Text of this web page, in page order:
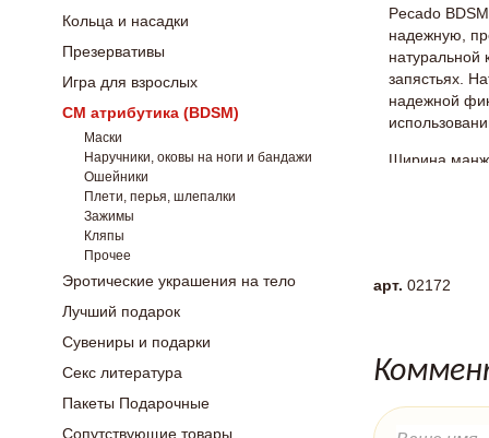
Кольца и насадки
Презервативы
Игра для взрослых
СМ атрибутика (BDSM)
Маски
Наручники, оковы на ноги и бандажи
Ошейники
Плети, перья, шлепалки
Зажимы
Кляпы
Прочее
Эротические украшения на тело
Лучший подарок
Сувениры и подарки
Секс литература
Пакеты Подарочные
Сопутствующие товары
Pecado
надежную,
натуральной
запястьях.
надежной
Ширина
арт. 02172